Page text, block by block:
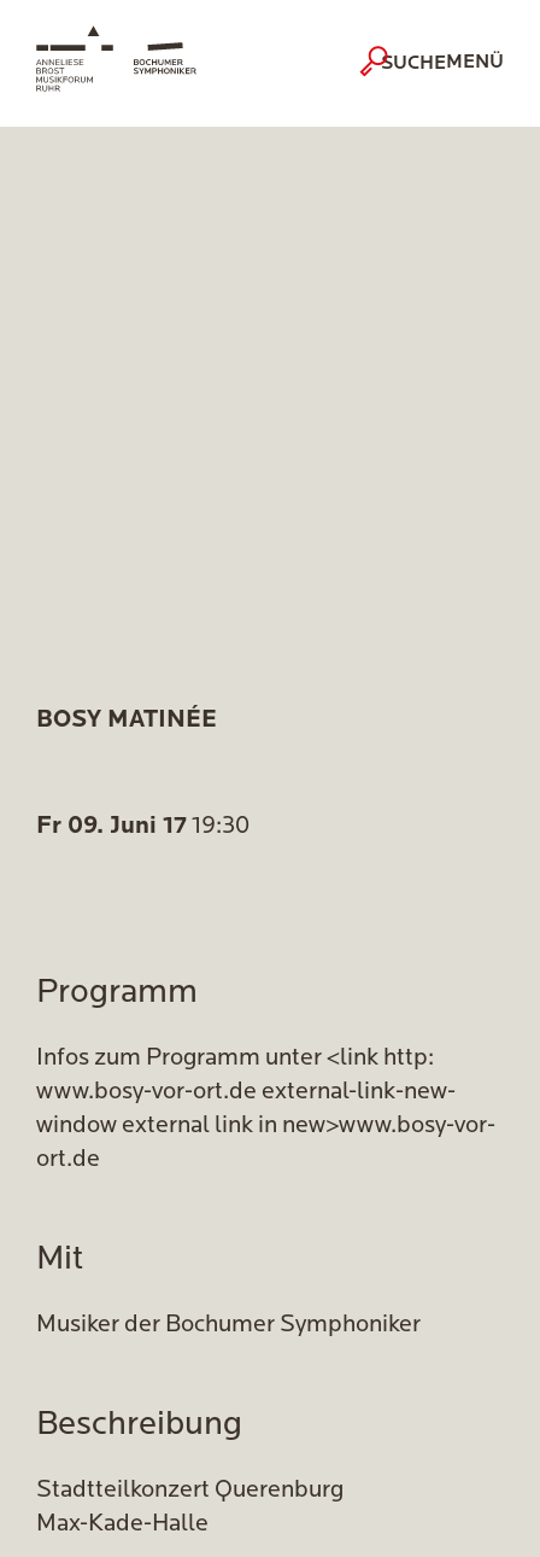
SUCHEMENÜ
BOSY MATINÉE
Fr 09. Juni 17 19:30
Programm
Infos zum Programm unter <link http:
www.bosy-vor-ort.de external-link-new-
window external link in new>www.bosy-vor-
ort.de
Mit
Musiker der Bochumer Symphoniker
Beschreibung
Stadtteilkonzert Querenburg
Max-Kade-Halle